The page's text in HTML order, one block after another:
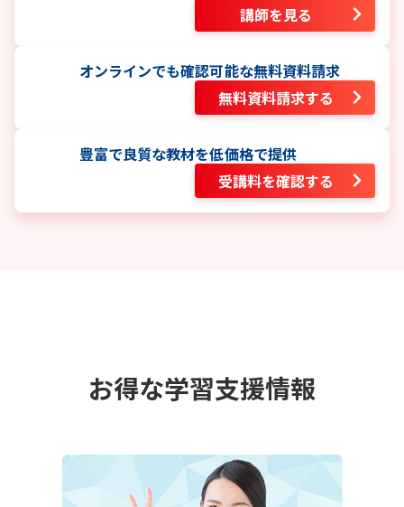
講師を見る
オンラインでも確認可能な無料資料請求
無料資料請求する
豊富で良質な教材を低価格で提供
受講料を確認する
お得な学習支援情報